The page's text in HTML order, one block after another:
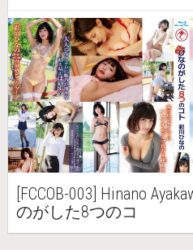
[FCCOB-003] Hinano
のがした8つのコ